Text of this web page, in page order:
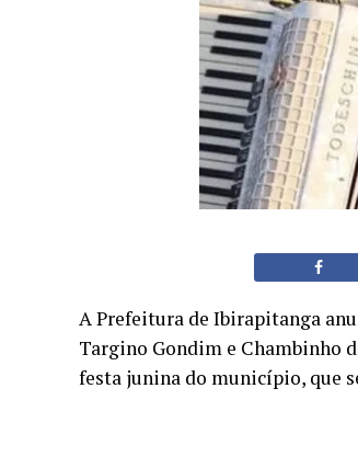
A Prefeitura de Ibirapitanga
Targino Gondim e Chambinho
festa junina do município, que